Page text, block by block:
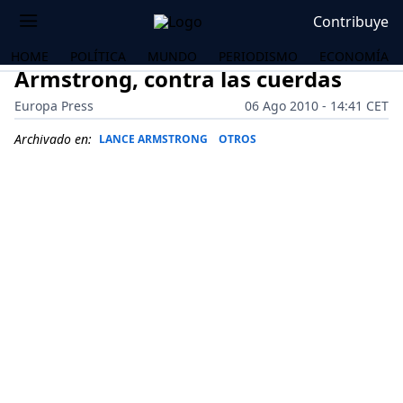
Contribuye
HOME POLÍTICA MUNDO PERIODISMO ECONOMÍA
Armstrong, contra las cuerdas
Europa Press
06 Ago 2010 - 14:41 CET
Archivado en: LANCE ARMSTRONG OTROS